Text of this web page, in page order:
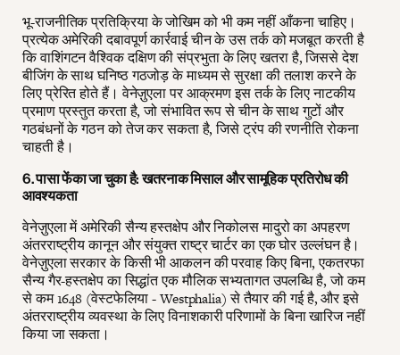
भू-राजनीतिक प्रतिक्रिया के जोखिम को भी कम नहीं आँकना चाहिए।
प्रत्येक अमेरिकी दबावपूर्ण कार्रवाई चीन के उस तर्क को मजबूत करती है
कि वाशिंगटन वैश्विक दक्षिण की संप्रभुता के लिए खतरा है, जिससे देश
बीजिंग के साथ घनिष्ठ गठजोड़ के माध्यम से सुरक्षा की तलाश करने के
लिए प्रेरित होते हैं। वेनेज़ुएला पर आक्रमण इस तर्क के लिए नाटकीय
प्रमाण प्रस्तुत करता है, जो संभावित रूप से चीन के साथ गुटों और
गठबंधनों के गठन को तेज कर सकता है, जिसे ट्रंप की रणनीति रोकना
चाहती है।
6. पासा फेंका जा चुका है: खतरनाक मिसाल और सामूहिक प्रतिरोध की
आवश्यकता
वेनेज़ुएला में अमेरिकी सैन्य हस्तक्षेप और निकोलस मादुरो का अपहरण
अंतरराष्ट्रीय कानून और संयुक्त राष्ट्र चार्टर का एक घोर उल्लंघन है।
वेनेज़ुएला सरकार के किसी भी आकलन की परवाह किए बिना, एकतरफा
सैन्य गैर-हस्तक्षेप का सिद्धांत एक मौलिक सभ्यतागत उपलब्धि है, जो कम
से कम 1648 (वेस्टफेलिया - Westphalia) से तैयार की गई है, और इसे
अंतरराष्ट्रीय व्यवस्था के लिए विनाशकारी परिणामों के बिना खारिज नहीं
किया जा सकता।